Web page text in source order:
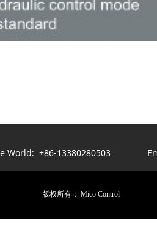
+86-13380280503
版权所有： Mico Control